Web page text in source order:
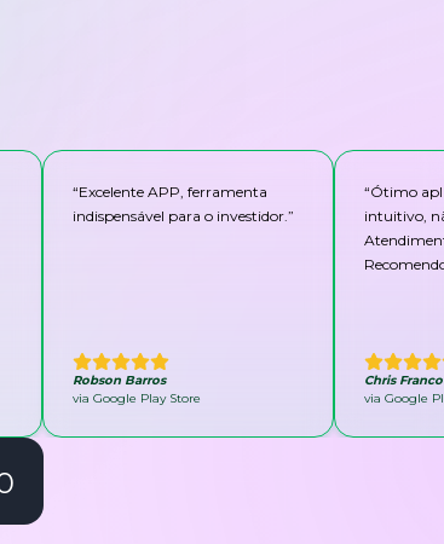
“Excelente APP, ferramenta
indispensável para o investidor.”
Robson Barros
via Google Play Store
“Ótimo
intuitivo,
Chris Franco
via Google